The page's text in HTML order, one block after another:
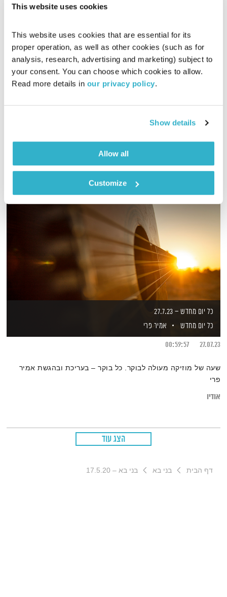
This website uses cookies
This website uses cookies that are essential for its
proper operation, as well as other cookies (such as for
analysis, research, advertising and marketing) subject to
your consent. You can choose which cookies to allow.
Read more details in our privacy policy.
Show details
Allow all
Customize
כל יום מחדש – 22.10.20
כל יום מחדש
אמיר פרי
כל יום מחדש – 27.7.23
כל יום מחדש
אמיר פרי
27.07.23
00:59:57
שעה של מוזיקה מעולה לבוקר. כל בוקר – בעריכת ובהגשת אמיר
פרי
אודיו
הצג עוד
דף הבית בני בא בני בא – 17.5.20